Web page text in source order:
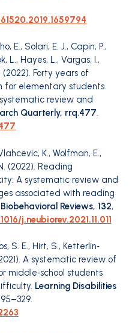
E., Solari, E. J., Capin, P.,
L., Hayes, L., Vargas, I.,
(2022). Forty years of
for elementary students
review and
Quarterly, rrq.477.
K., Wolfman, E.,
(2022). Reading
A systematic review and
associated with reading
Reviews, 132,
j.neubiorev.2021.11.011
S. E., Hirt, S., Ketterlin‐
A systematic review of
middle‐school students
Learning Disabilities